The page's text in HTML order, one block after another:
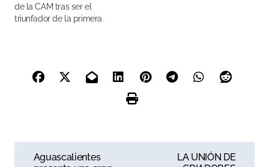
de la CAM tras ser el
triunfador de la primera
Aguascalientes
LA UNIÓN DE